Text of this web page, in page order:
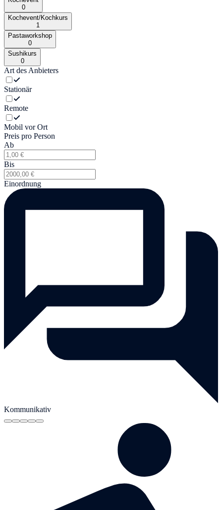
0
Kochevent/Kochkurs
1
Pastaworkshop
0
Sushikurs
0
Art des Anbieters
Stationär
Remote
Mobil vor Ort
Preis pro Person
Ab
Bis
Einordnung
Kommunikativ